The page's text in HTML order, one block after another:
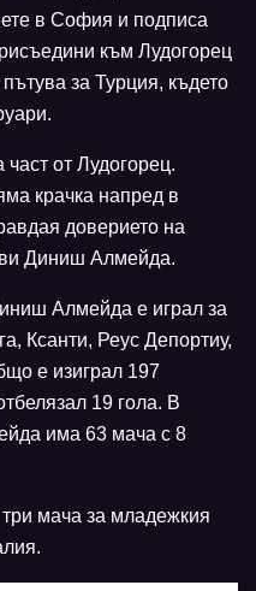
в София и подписа
към Лудогорец
за Турция, където
от Лудогорец.
крачка напред в
доверието на
Диниш Алмейда.
Алмейда е играл за
Ксанти, Реус Депортиу,
е изиграл 197
19 гола. В
има 63 мача с 8
мача за младежкия